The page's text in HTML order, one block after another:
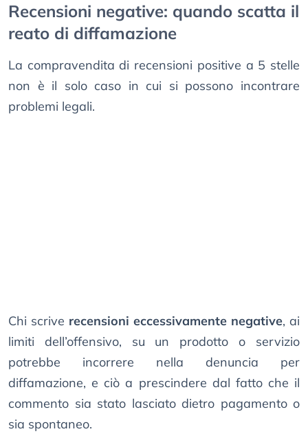
Recensioni negative: quando scatta il
reato di diffamazione
La compravendita di recensioni positive a 5 stelle
non è il solo caso in cui si possono incontrare
problemi legali.
Chi scrive recensioni eccessivamente negative, ai
limiti dell’offensivo, su un prodotto o servizio
potrebbe incorrere nella denuncia per
diffamazione, e ciò a prescindere dal fatto che il
commento sia stato lasciato dietro pagamento o
sia spontaneo.